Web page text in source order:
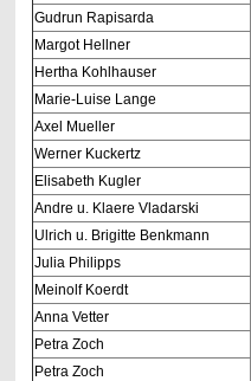
Gudrun Rapisarda
Margot Hellner
Hertha Kohlhauser
Marie-Luise Lange
Axel Mueller
Werner Kuckertz
Elisabeth Kugler
Andre u. Klaere Vladarski
Ulrich u. Brigitte Benkmann
Julia Philipps
Meinolf Koerdt
Anna Vetter
Petra Zoch
Petra Zoch